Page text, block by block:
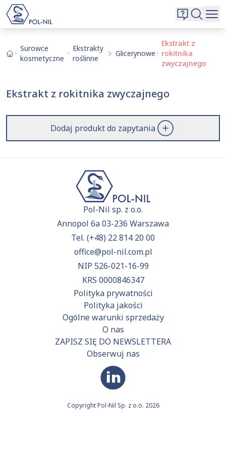
O nas
PL
Surowce
kosmetyczne
Ekstrakty
roślinne
Glicerynowe
Ekstrakt z
rokitnika
zwyczajnego
Ekstrakt z rokitnika zwyczajnego
Dodaj produkt do zapytania
Pol-Nil sp. z o.o.
Annopol 6a 03-236 Warszawa
Tel. (+48) 22 814 20 00
office@pol-nil.com.pl
NIP 526-021-16-99
KRS 0000846347
Polityka prywatności
Polityka jakości
Ogólne warunki sprzedaży
O nas
ZAPISZ SIĘ DO NEWSLETTERA
Obserwuj nas
Copyright Pol-Nil Sp. z o.o. 2026
Wybrane surowce i substancje
Przejdź do ofertyi dodaj surowce, o których chcesz
Wyszukiwarka